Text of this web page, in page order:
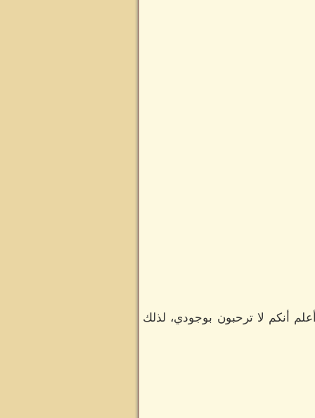
أنكم لا ترحبون بوجودي، لذلك